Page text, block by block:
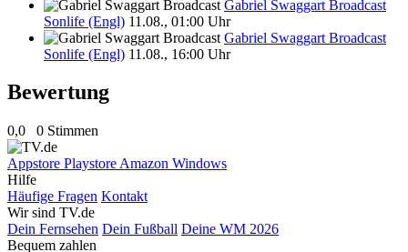
Gabriel Swaggart Broadcast
Sonlife (Engl) 11.08., 01:00 Uhr
Gabriel Swaggart Broadcast
Sonlife (Engl) 11.08., 16:00 Uhr
Bewertung
0,0 0 Stimmen
Appstore Playstore Amazon Windows
Hilfe
Häufige Fragen Kontakt
Wir sind TV.de
Dein Fernsehen Dein Fußball Deine WM 2026
Bequem zahlen